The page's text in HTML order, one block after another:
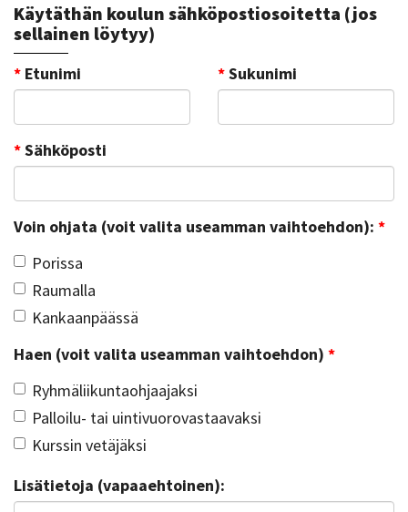
Käytäthän koulun sähköpostiosoitetta (jos
sellainen löytyy)
* Etunimi *Sukunimi
*Sähköposti
Voin ohjata (voit valita useamman vaihtoehdon): *
Porissa
Raumalla
Kankaanpäässä
Haen (voit valita useamman vaihtoehdon) *
Ryhmäliikuntaohjaajaksi
Palloilu- tai uintivuorovastaavaksi
Kurssin vetäjäksi
Lisätietoja (vapaaehtoinen):